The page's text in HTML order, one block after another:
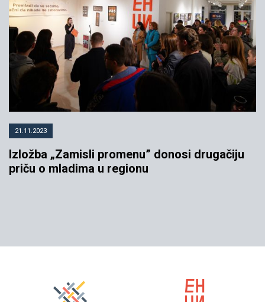
21.11.2023
Izložba „Zamisli promenu” donosi drugačiju
priču o mladima u regionu